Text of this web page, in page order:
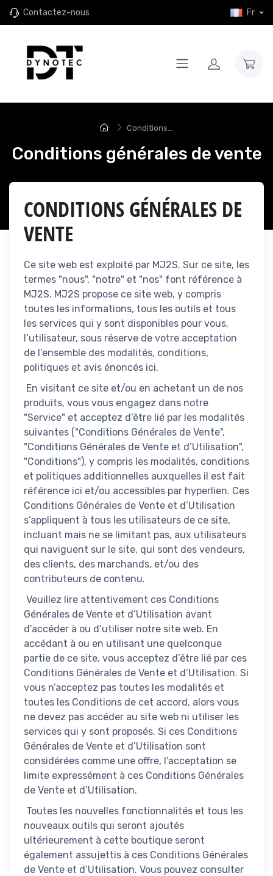
Contactez-nous Fr
Conditions...
Conditions générales de vente
CONDITIONS GÉNÉRALES DE
VENTE
Ce site web est exploité par MJ2S. Sur ce site, les
termes "nous", "notre" et "nos" font référence à
MJ2S. MJ2S propose ce site web, y compris
toutes les informations, tous les outils et tous
les services qui y sont disponibles pour vous,
l’utilisateur, sous réserve de votre acceptation
de l’ensemble des modalités, conditions,
politiques et avis énoncés ici.
En visitant ce site et/ou en achetant un de nos
produits, vous vous engagez dans notre
"Service" et acceptez d’être lié par les modalités
suivantes ("Conditions Générales de Vente",
"Conditions Générales de Vente et d’Utilisation",
"Conditions"), y compris les modalités, conditions
et politiques additionnelles auxquelles il est fait
référence ici et/ou accessibles par hyperlien. Ces
Conditions Générales de Vente et d’Utilisation
s’appliquent à tous les utilisateurs de ce site,
incluant mais ne se limitant pas, aux utilisateurs
qui naviguent sur le site, qui sont des vendeurs,
des clients, des marchands, et/ou des
contributeurs de contenu.
Veuillez lire attentivement ces Conditions
Générales de Vente et d’Utilisation avant
d’accéder à ou d’utiliser notre site web. En
accédant à ou en utilisant une quelconque
partie de ce site, vous acceptez d’être lié par ces
Conditions Générales de Vente et d’Utilisation. Si
vous n’acceptez pas toutes les modalités et
toutes les Conditions de cet accord, alors vous
ne devez pas accéder au site web ni utiliser les
services qui y sont proposés. Si ces Conditions
Générales de Vente et d’Utilisation sont
considérées comme une offre, l’acceptation se
limite expressément à ces Conditions Générales
de Vente et d’Utilisation.
Toutes les nouvelles fonctionnalités et tous les
nouveaux outils qui seront ajoutés
ultérieurement à cette boutique seront
également assujettis à ces Conditions Générales
de Vente et d’Utilisation. Vous pouvez consulter